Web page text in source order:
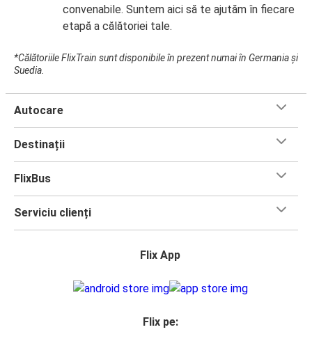
convenabile. Suntem aici să te ajutăm în fiecare
etapă a călătoriei tale.
*Călătoriile FlixTrain sunt disponibile în prezent numai în Germania și
Suedia.
Autocare
Destinații
FlixBus
Serviciu clienți
Flix App
Flix pe: